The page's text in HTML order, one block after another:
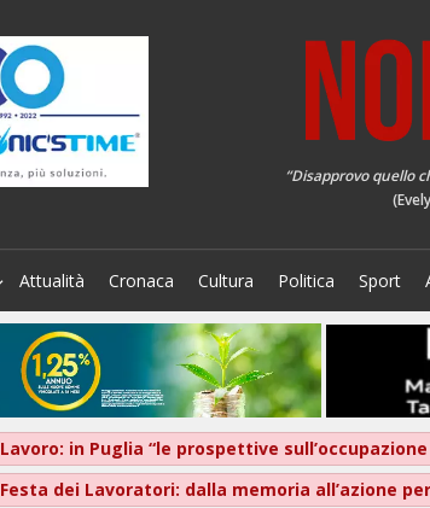
“Disapprovo quello
Attualità Cronaca Cultura Politica Sport
Lavoro: in Puglia “le prospettive
Festa dei Lavoratori: dalla memoria all’azione